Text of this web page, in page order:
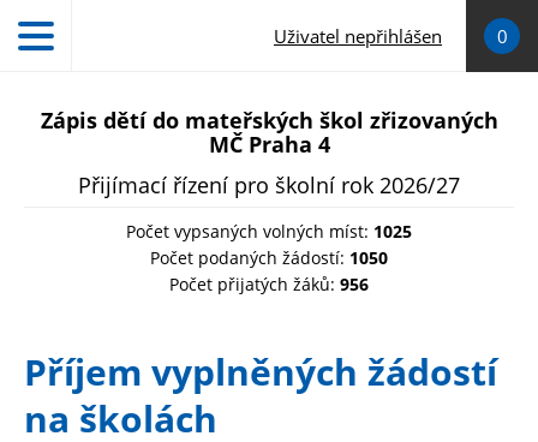
Uživatel nepřihlášen
0
Zápis dětí do mateřských škol zřizovaných
MČ Praha 4
Přijímací řízení pro školní rok 2026/27
Počet vypsaných volných míst: 1025
Počet podaných žádostí: 1050
Počet přijatých žáků: 956
Příjem vyplněných žádostí
na školách